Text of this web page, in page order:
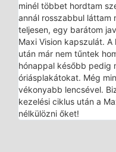
minél többet hordtam
annál rosszabbul láttam
teljesen, egy barátom
Maxi Vision kapszulát.
után már nem tűntek
hónappal később pedig
óriásplakátokat. Még
vékonyabb lencsével.
kezelési ciklus után a
nélkülözni őket!